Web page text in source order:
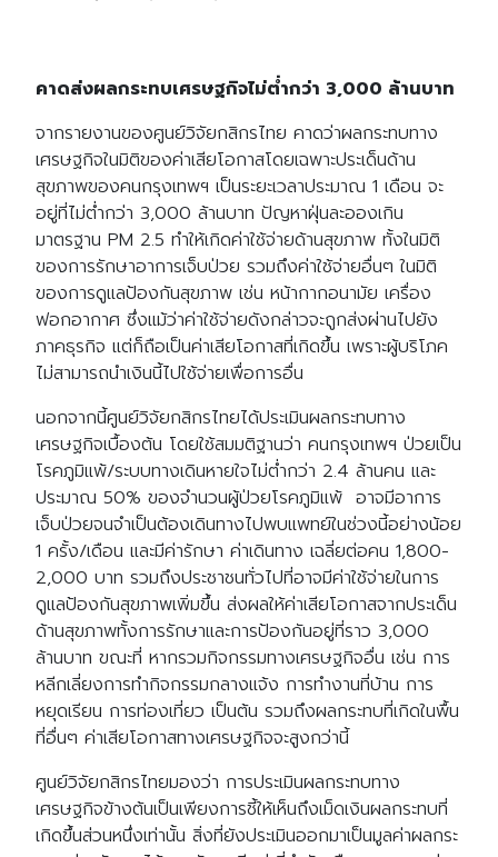
คาดส่งผลกระทบเศรษฐกิจไม่ต่ำกว่า 3,000 ล้านบาท
จากรายงานของศูนย์วิจัยกสิกรไทย คาดว่าผลกระทบทาง
เศรษฐกิจในมิติของค่าเสียโอกาสโดยเฉพาะประเด็นด้าน
สุขภาพของคนกรุงเทพฯ เป็นระยะเวลาประมาณ 1 เดือน จะ
อยู่ที่ไม่ต่ำกว่า 3,000 ล้านบาท ปัญหาฝุ่นละอองเกิน
มาตรฐาน PM 2.5 ทำให้เกิดค่าใช้จ่ายด้านสุขภาพ ทั้งในมิติ
ของการรักษาอาการเจ็บป่วย รวมถึงค่าใช้จ่ายอื่นๆ ในมิติ
ของการดูแลป้องกันสุขภาพ เช่น หน้ากากอนามัย เครื่อง
ฟอกอากาศ ซึ่งแม้ว่าค่าใช้จ่ายดังกล่าวจะถูกส่งผ่านไปยัง
ภาคธุรกิจ แต่ก็ถือเป็นค่าเสียโอกาสที่เกิดขึ้น เพราะผู้บริโภค
ไม่สามารถนำเงินนี้ไปใช้จ่ายเพื่อการอื่น
นอกจากนี้ศูนย์วิจัยกสิกรไทยได้ประเมินผลกระทบทาง
เศรษฐกิจเบื้องต้น โดยใช้สมมติฐานว่า คนกรุงเทพฯ ป่วยเป็น
โรคภูมิแพ้/ระบบทางเดินหายใจไม่ต่ำกว่า 2.4 ล้านคน และ
ประมาณ 50% ของจำนวนผู้ป่วยโรคภูมิแพ้ อาจมีอาการ
เจ็บป่วยจนจำเป็นต้องเดินทางไปพบแพทย์ในช่วงนี้อย่างน้อย
1 ครั้ง/เดือน และมีค่ารักษา ค่าเดินทาง เฉลี่ยต่อคน 1,800-
2,000 บาท รวมถึงประชาชนทั่วไปที่อาจมีค่าใช้จ่ายในการ
ดูแลป้องกันสุขภาพเพิ่มขึ้น ส่งผลให้ค่าเสียโอกาสจากประเด็น
ด้านสุขภาพทั้งการรักษาและการป้องกันอยู่ที่ราว 3,000
ล้านบาท ขณะที่ หากรวมกิจกรรมทางเศรษฐกิจอื่น เช่น การ
หลีกเลี่ยงการทำกิจกรรมกลางแจ้ง การทำงานที่บ้าน การ
หยุดเรียน การท่องเที่ยว เป็นต้น รวมถึงผลกระทบที่เกิดในพื้น
ที่อื่นๆ ค่าเสียโอกาสทางเศรษฐกิจจะสูงกว่านี้
ศูนย์วิจัยกสิกรไทยมองว่า การประเมินผลกระทบทาง
เศรษฐกิจข้างต้นเป็นเพียงการชี้ให้เห็นถึงเม็ดเงินผลกระทบที่
เกิดขึ้นส่วนหนึ่งเท่านั้น สิ่งที่ยังประเมินออกมาเป็นมูลค่าผลกระ